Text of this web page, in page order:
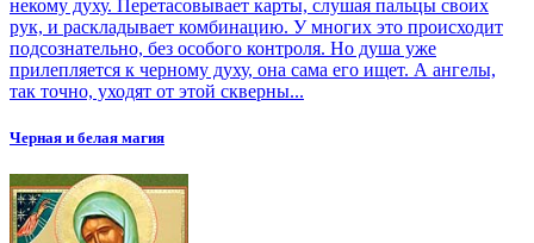
некому духу. Перетасовывает карты, слушая пальцы своих
рук, и раскладывает комбинацию. У многих это происходит
подсознательно, без особого контроля. Но душа уже
прилепляется к черному духу, она сама его ищет. А ангелы,
так точно, уходят от этой скверны...
Черная и белая магия